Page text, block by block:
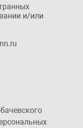
и/или